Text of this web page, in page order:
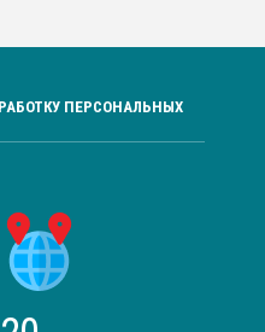
ПЕРСОНАЛЬНЫХ